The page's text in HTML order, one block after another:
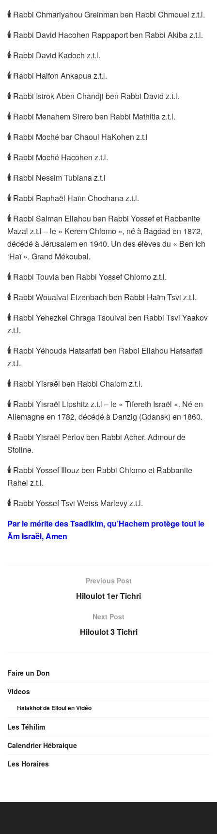
🕯 Rabbi Chmariyahou Greinman ben Rabbi Chmouel z.t.l.
🕯 Rabbi David Hacohen Rappaport ben Rabbi Akiba z.t.l.
🕯 Rabbi David Kadoch z.t.l.
🕯 Rabbi Halfon Ankaoua z.t.l.
🕯 Rabbi Istrok Aben Chandji ben Rabbi David z.t.l.
🕯 Rabbi Menahem Sirero ben Rabbi Mathitia z.t.l.
🕯 Rabbi Moché bar Chaoul HaKohen z.t.l
🕯 Rabbi Moché Hacohen z.t.l.
🕯 Rabbi Nessim Tubiana z.t.l
🕯 Rabbi Raphaël Haïm Chochana z.t.l.
🕯 Rabbi Salman Eliahou ben Rabbi Yossef et Rabbanite
Mazal z.t.l – le « Kerem Chlomo », né à Bagdad en 1872,
décédé à Jérusalem en 1940. Un des élèves du « Ben Ich
‘Haï ». Grand Mékoubal.
🕯 Rabbi Touvia ben Rabbi Yossef Chlomo z.t.l.
🕯 Rabbi Woualval Eizenbach ben Rabbi Haïm Tsvi z.t.l.
🕯 Rabbi Yehezkel Chraga Tsouival ben Rabbi Tsvi Yaakov
z.t.l.
🕯 Rabbi Yéhouda Hatsarfati ben Rabbi Eliahou Hatsarfati
z.t.l.
🕯 Rabbi Yisraël ben Rabbi Chalom z.t.l.
🕯 Rabbi Yisraël Lipshitz z.t.l – le « Tifereth Israël ». Né en
Allemagne en 1782, décédé à Danzig (Gdansk) en 1860.
🕯 Rabbi Yisraël Perlov ben Rabbi Acher. Admour de
Stoline.
🕯 Rabbi Yossef Illouz ben Rabbi Chlomo et Rabbanite
Rahel z.t.l.
🕯 Rabbi Yossef Tsvi Weiss Marlevy z.t.l.
Par le mérite des Tsadikim, qu’Hachem protège tout le
Âm Israël, Amen
Previous Post
Hiloulot 1er Tichri
Next Post
Hiloulot 3 Tichri
Faire un Don
Videos
Halakhot de Elloul en Vidéo
Les Téhilim
Calendrier Hébraique
Les Horaires